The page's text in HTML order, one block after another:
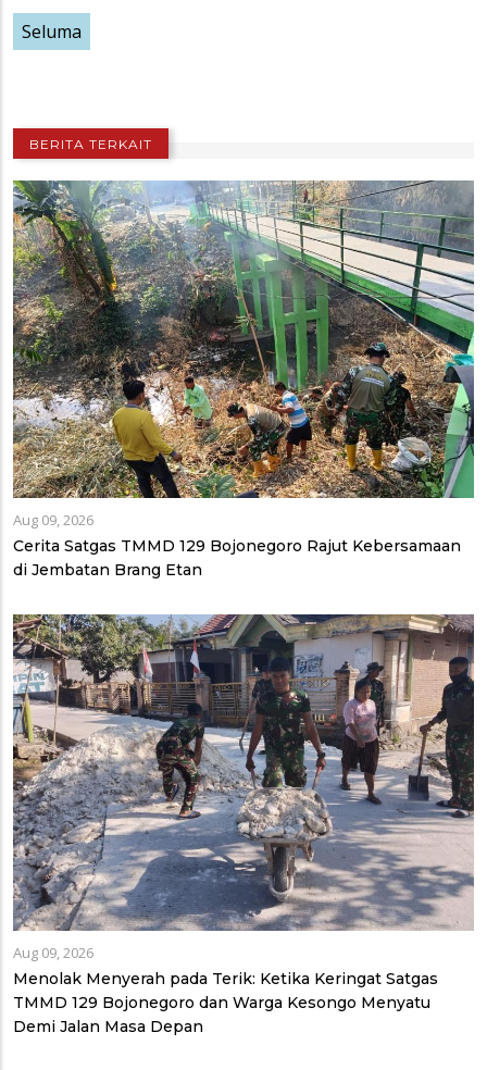
Seluma
BERITA TERKAIT
Aug 09, 2026
Cerita Satgas TMMD 129 Bojonegoro Rajut Kebersamaan
di Jembatan Brang Etan
Aug 09, 2026
Menolak Menyerah pada Terik: Ketika Keringat Satgas
TMMD 129 Bojonegoro dan Warga Kesongo Menyatu
Demi Jalan Masa Depan